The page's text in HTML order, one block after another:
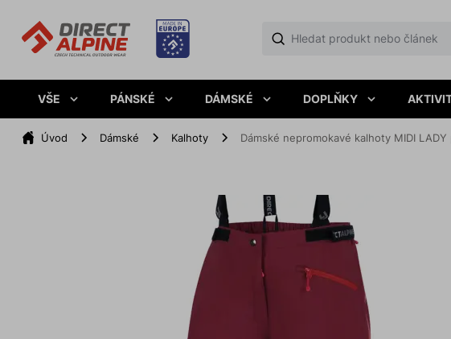
VŠE PÁNSKÉ DÁMSKÉ DOPLŇKY
Úvod Dámské Kalhoty Dámské nepromokavé kalhoty MIDI LADY